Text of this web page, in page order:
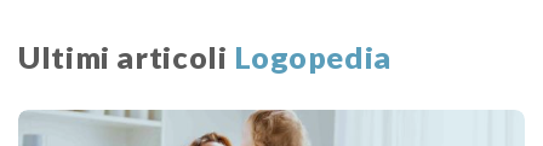
Ultimi articoli Logopedia